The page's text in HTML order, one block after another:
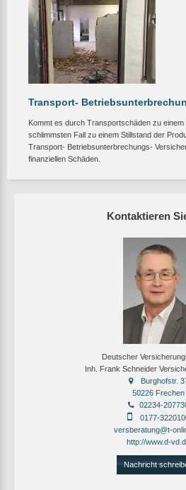
Kontaktieren
Deutscher
Inh. Frank Schneider
Burghofstr.
50226 Frechen
02234-
0177-
versberatung@t-
http://www.d-
Nachricht
Transport-
Kommt es durch Transportschäden zu
schlimmsten Fall zu einem Stillstand der
Transport- Betriebsunterbrechungs-
finanziellen Schäden.